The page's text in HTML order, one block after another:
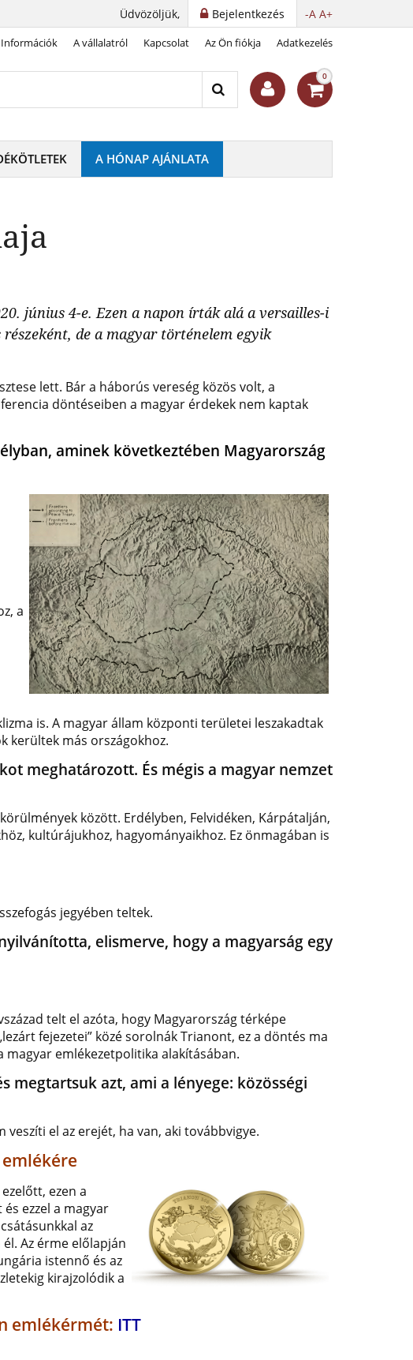
-A A+
Bejelentkezés
Üdvözöljük,
Információk A vállalatról Kapcsolat Az Ön fiókja Adatkezelés
0
A HÓNAP AJÁNLATA
június 4-e. Ezen a napon írták alá a versailles-i
de a magyar történelem egyik
lett. Bár a háborús vereség közös volt, a
döntéseiben a magyar érdekek nem kaptak
aminek következtében Magyarország
a
is. A magyar állam központi területei leszakadtak
kerültek más országokhoz.
meghatározott. És mégis a magyar nemzet
között. Erdélyben, Felvidéken, Kárpátalján,
kultúrájukhoz, hagyományaikhoz. Ez önmagában is
jegyében teltek.
elismerve, hogy a magyarság egy
telt el azóta, hogy Magyarország térképe
fejezetei” közé sorolnák Trianont, ez a döntés ma
emlékezetpolitika alakításában.
megtartsuk azt, ami a lényege: közösségi
el az erejét, ha van, aki továbbvigye.
ezen a
ezzel a magyar
az
Az érme előlapján
istennő és az
kirajzolódik a
emlékérmét: ITT